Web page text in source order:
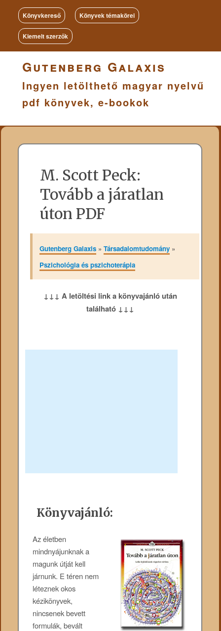
Könyvkereső Könyvek témakörei
Kiemelt szerzők
Gutenberg Galaxis
Ingyen letölthető magyar nyelvű
pdf könyvek, e-bookok
M. Scott Peck:
Tovább a járatlan
úton PDF
Gutenberg Galaxis» Társadalomtudomány»
Pszichológia és pszichoterápia
↓↓↓ A letöltési link a könyvajánló után
található ↓↓↓
Könyvajánló:
Az életben
mindnyájunknak a
magunk útját kell
járnunk. E téren nem
léteznek okos
kézikönyvek,
nincsenek bevett
formulák, bevált